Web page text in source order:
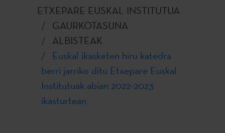
ETXEPARE EUSKAL INSTITUTUA
GAURKOTASUNA
ALBISTEAK
Euskal ikasketen hiru katedra
berri jarriko ditu Etxepare Euskal
Institutuak abian 2022-2023
ikasturtean